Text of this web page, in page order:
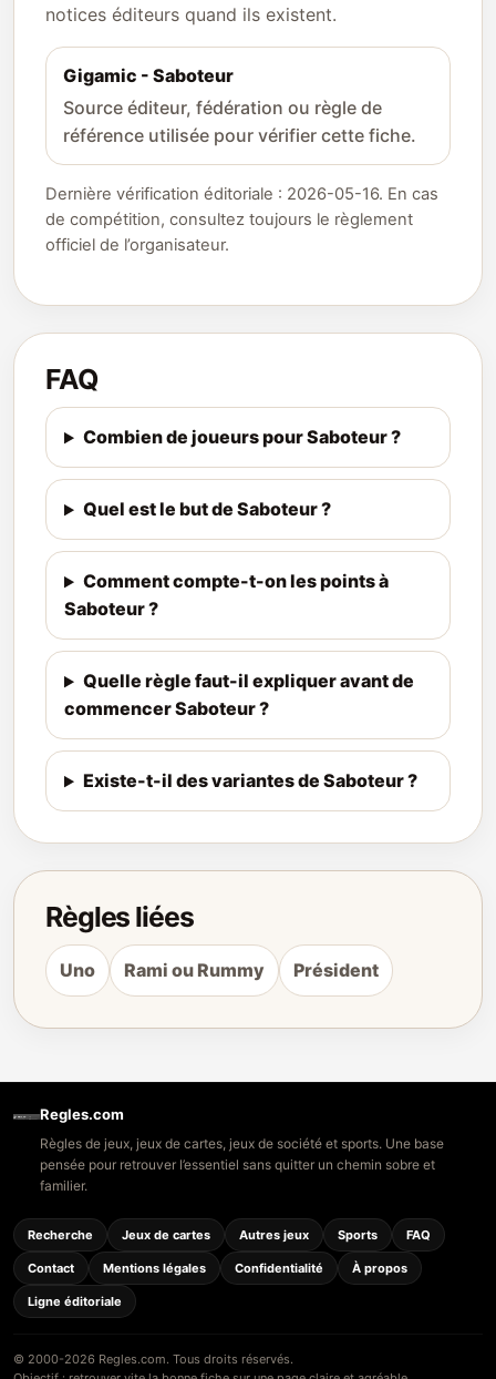
notices éditeurs quand ils existent.
Gigamic - Saboteur
Source éditeur, fédération ou règle de
référence utilisée pour vérifier cette fiche.
Dernière vérification éditoriale : 2026-05-16. En cas
de compétition, consultez toujours le règlement
officiel de l’organisateur.
FAQ
Combien de joueurs pour Saboteur ?
Quel est le but de Saboteur ?
Comment compte-t-on les points à
Saboteur ?
Quelle règle faut-il expliquer avant de
commencer Saboteur ?
Existe-t-il des variantes de Saboteur ?
Règles liées
Uno Rami ou Rummy Président
Regles.com
Règles de jeux, jeux de cartes, jeux de société et sports. Une base
pensée pour retrouver l’essentiel sans quitter un chemin sobre et
familier.
Recherche Jeux de cartes Autres jeux Sports FAQ
Contact Mentions légales Confidentialité À propos
Ligne éditoriale
© 2000-2026 Regles.com. Tous droits réservés.